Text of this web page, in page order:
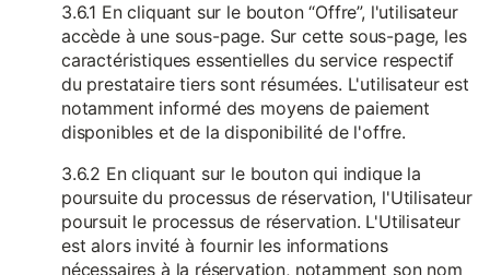
3.6.1 En cliquant sur le bouton “Offre”, l'utilisateur
accède à une sous-page. Sur cette sous-page, les
caractéristiques essentielles du service respectif
du prestataire tiers sont résumées. L'utilisateur est
notamment informé des moyens de paiement
disponibles et de la disponibilité de l'offre.
3.6.2 En cliquant sur le bouton qui indique la
poursuite du processus de réservation, l'Utilisateur
poursuit le processus de réservation. L'Utilisateur
est alors invité à fournir les informations
nécessaires à la réservation, notamment son nom